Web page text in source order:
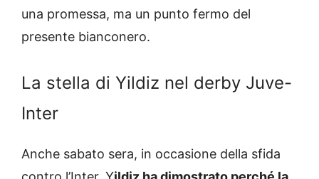
una promessa, ma un punto fermo del
presente bianconero.
La stella di Yildiz nel derby Juve-
Inter
Anche sabato sera, in occasione della sfida